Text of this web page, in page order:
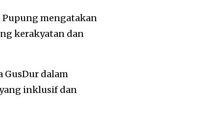
Pupung mengatakan
kerakyatan dan
GusDur dalam
inklusif dan